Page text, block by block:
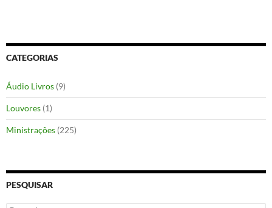
CATEGORIAS
Áudio Livros (9)
Louvores (1)
Ministrações (225)
PESQUISAR